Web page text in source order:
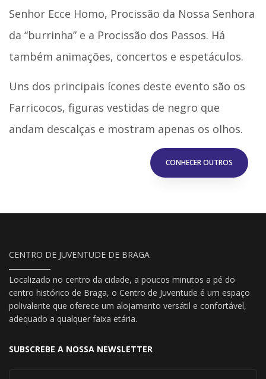
Senhor Ecce Homo, Procissão da Nossa Senhora
da “burrinha” e a Procissão dos Passos. Há
também animações, concertos e espetáculos.
Uns dos principais ícones deste evento são os
Farricocos, figuras vestidas de negro que
andam descalças e mostram apenas os olhos.
CONHECER OUTROS
CENTRO DE JUVENTUDE DE BRAGA
Localizado no centro da cidade, a poucos minutos a pé do
centro histórico de Braga, o Centro de Juventude é um espaço
polivalente que oferece um alojamento versátil e confortável,
adequado a qualquer faixa etária.
SUBSCREBE A NOSSA NEWSLETTER